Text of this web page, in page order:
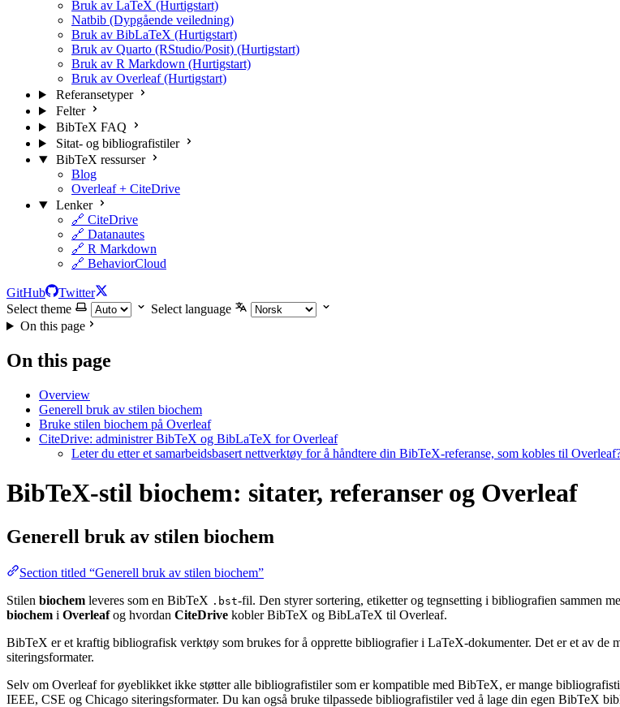
Bruk av LaTeX (Hurtigstart)
Natbib (Dypgående veiledning)
Bruk av BibLaTeX (Hurtigstart)
Bruk av Quarto (RStudio/Posit) (Hurtigstart)
Bruk av R Markdown (Hurtigstart)
Bruk av Overleaf (Hurtigstart)
Referansetyper
Felter
BibTeX FAQ
Sitat- og bibliografistiler
BibTeX ressurser
Blog
Overleaf + CiteDrive
Lenker
🔗 CiteDrive
🔗 Datanautes
🔗 R Markdown
🔗 BehaviorCloud
GitHub
Twitter
Select theme
Select language
On this page
On this page
Overview
Generell bruk av stilen biochem
Bruke stilen biochem på Overleaf
CiteDrive: administrer BibTeX og BibLaTeX for Overleaf
Leter du etter et samarbeidsbasert nettverktøy for å håndtere din BibTeX-referanse, som kobles til
BibTeX-stil biochem: sitater, referanser og Overleaf
Generell bruk av stilen biochem
Section titled “Generell bruk av stilen biochem”
Stilen biochem leveres som en BibTeX .bst-fil. Den styrer sortering, etiketter og tegnsetting i bibliografien sammen
biochem i Overleafog hvordan CiteDrive kobler BibTeX og BibLaTeX til Overleaf.
BibTeX er et kraftig bibliografisk verktøy som brukes for å opprette bibliografier i LaTeX-dokumenter. Det er et av
siteringsformater.
Selv om Overleaf for øyeblikket ikke støtter alle bibliografistiler som er kompatible med BibTeX, er mange
IEEE, CSE og Chicago siteringsformater. Du kan også bruke tilpassede bibliografistiler ved å lage din egen BibTeX